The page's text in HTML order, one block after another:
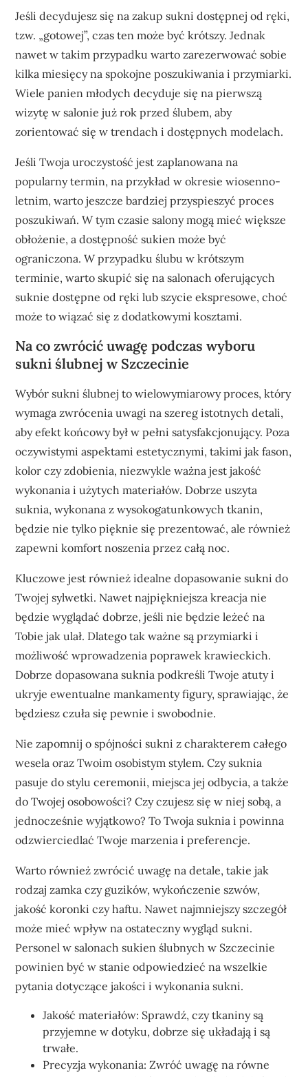
Jeśli decydujesz się na zakup sukni dostępnej od ręki,
tzw. „gotowej”, czas ten może być krótszy. Jednak
nawet w takim przypadku warto zarezerwować sobie
kilka miesięcy na spokojne poszukiwania i przymiarki.
Wiele panien młodych decyduje się na pierwszą
wizytę w salonie już rok przed ślubem, aby
zorientować się w trendach i dostępnych modelach.
Jeśli Twoja uroczystość jest zaplanowana na
popularny termin, na przykład w okresie wiosenno-
letnim, warto jeszcze bardziej przyspieszyć proces
poszukiwań. W tym czasie salony mogą mieć większe
obłożenie, a dostępność sukien może być
ograniczona. W przypadku ślubu w krótszym
terminie, warto skupić się na salonach oferujących
suknie dostępne od ręki lub szycie ekspresowe, choć
może to wiązać się z dodatkowymi kosztami.
Na co zwrócić uwagę podczas wyboru
sukni ślubnej w Szczecinie
Wybór sukni ślubnej to wielowymiarowy proces, który
wymaga zwrócenia uwagi na szereg istotnych detali,
aby efekt końcowy był w pełni satysfakcjonujący. Poza
oczywistymi aspektami estetycznymi, takimi jak fason,
kolor czy zdobienia, niezwykle ważna jest jakość
wykonania i użytych materiałów. Dobrze uszyta
suknia, wykonana z wysokogatunkowych tkanin,
będzie nie tylko pięknie się prezentować, ale również
zapewni komfort noszenia przez całą noc.
Kluczowe jest również idealne dopasowanie sukni do
Twojej sylwetki. Nawet najpiękniejsza kreacja nie
będzie wyglądać dobrze, jeśli nie będzie leżeć na
Tobie jak ulał. Dlatego tak ważne są przymiarki i
możliwość wprowadzenia poprawek krawieckich.
Dobrze dopasowana suknia podkreśli Twoje atuty i
ukryje ewentualne mankamenty figury, sprawiając, że
będziesz czuła się pewnie i swobodnie.
Nie zapomnij o spójności sukni z charakterem całego
wesela oraz Twoim osobistym stylem. Czy suknia
pasuje do stylu ceremonii, miejsca jej odbycia, a także
do Twojej osobowości? Czy czujesz się w niej sobą, a
jednocześnie wyjątkowo? To Twoja suknia i powinna
odzwierciedlać Twoje marzenia i preferencje.
Warto również zwrócić uwagę na detale, takie jak
rodzaj zamka czy guzików, wykończenie szwów,
jakość koronki czy haftu. Nawet najmniejszy szczegół
może mieć wpływ na ostateczny wygląd sukni.
Personel w salonach sukien ślubnych w Szczecinie
powinien być w stanie odpowiedzieć na wszelkie
pytania dotyczące jakości i wykonania sukni.
Jakość materiałów: Sprawdź, czy tkaniny są
przyjemne w dotyku, dobrze się układają i są
trwałe.
Precyzja wykonania: Zwróć uwagę na równe